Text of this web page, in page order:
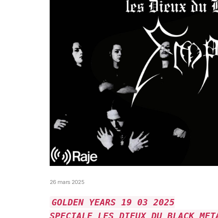
26 mars 2025
GOLDEN YEARS 19 03 2025
SPECIALE LES DIEUX DU BLACK